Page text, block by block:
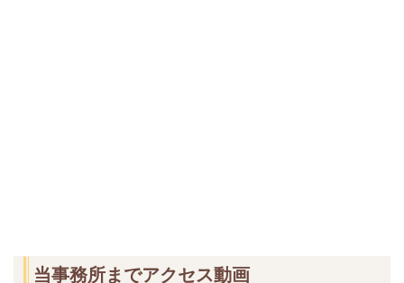
当事務所までアクセス動画